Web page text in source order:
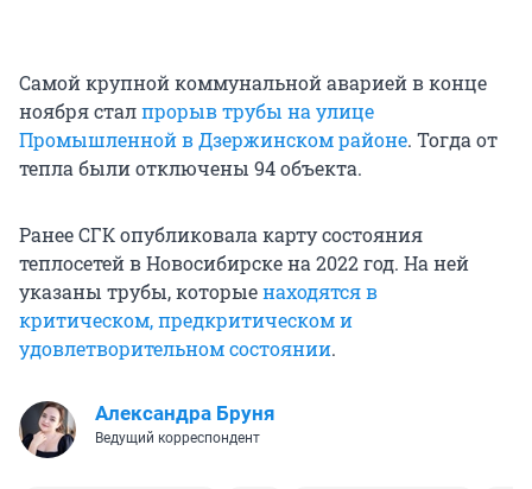
Самой крупной коммунальной аварией в конце
ноября сталпрорыв трубы на улице
Промышленной в Дзержинском районе. Тогда от
тепла были отключены 94 объекта.
Ранее СГК опубликовала карту состояния
теплосетей в Новосибирске на 2022 год. На ней
указаны трубы, которыенаходятся в
критическом, предкритическом и
удовлетворительном состоянии.
Александра Бруня
Ведущий корреспондент